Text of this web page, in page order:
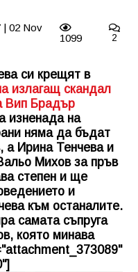
| 02 Nov
1099 2
си крещят в
излагащ скандал
Вип Брадър
изненада на
няма да бъдат
а Ирина Тенчева и
Михов за пръв
степен и ще
и
към останалите.
самата съпруга
която минава